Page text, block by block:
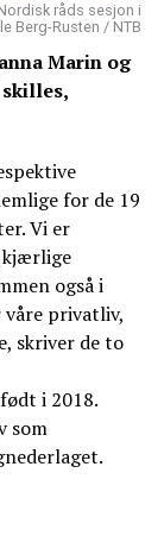
råds sesjon i
Berg-Rusten / NTB
Marin og
for de 19
Vi er
kjærlige
også i
privatliv,
skriver de to
i 2018.
som